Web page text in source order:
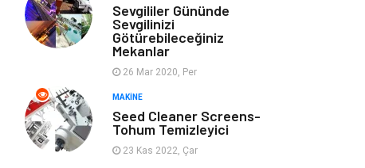
Gençlik & Eğlence Aksesuar
Spor
Evlilik Rehberi
Astroloji
Kaçırmayın
Sevgililer Gününde
Sevgilinizi
Götürebileceğiniz
Mekanlar
26 Mar 2020, Per
MAKINE
Seed Cleaner Screens-
Tohum Temizleyici
23 Kas 2022, Çar